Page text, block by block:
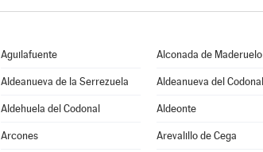
Aguilafuente Alconada de Maderuelo
Aldeanueva de la Serrezuela Aldeanueva del Codonal
Aldehuela del Codonal Aldeonte
Arcones Arevalillo de Cega